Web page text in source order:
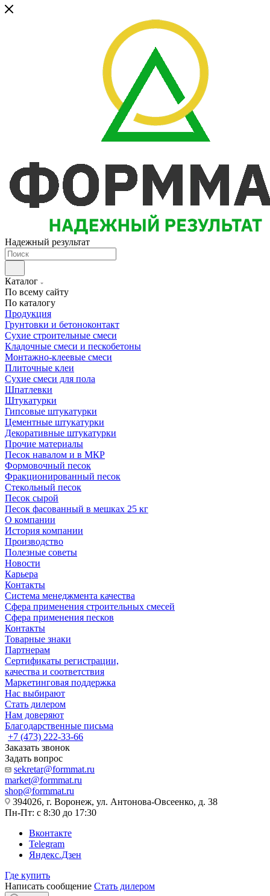
Надежный результат
Каталог
По всему сайту
По каталогу
Продукция
Грунтовки и бетоноконтакт
Сухие строительные смеси
Кладочные смеси и пескобетоны
Монтажно-клеевые смеси
Плиточные клеи
Сухие смеси для пола
Шпатлевки
Штукатурки
Гипсовые штукатурки
Цементные штукатурки
Декоративные штукатурки
Прочие материалы
Песок навалом и в МКР
Формовочный песок
Фракционированный песок
Стекольный песок
Песок сырой
Песок фасованный в мешках 25 кг
О компании
История компании
Производство
Полезные советы
Новости
Карьера
Контакты
Система менеджмента качества
Сфера применения строительных смесей
Сфера применения песков
Контакты
Товарные знаки
Партнерам
Сертификаты регистрации,
качества и соответствия
Маркетинговая поддержка
Нас выбирают
Стать дилером
Нам доверяют
Благодарственные письма
+7 (473) 222-33-66
Заказать звонок
Задать вопрос
sekretar@formmat.ru
market@formmat.ru
shop@formmat.ru
394026, г. Воронеж, ул. Антонова-Овсеенко, д. 38
Пн-Пт: с 8:30 до 17:30
Вконтакте
Telegram
Яндекс.Дзен
Где купить
Написать сообщение Стать дилером